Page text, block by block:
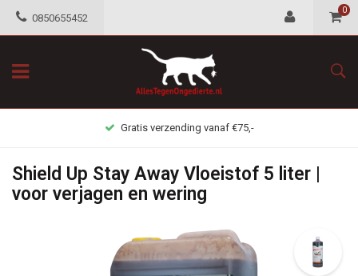
0850655452
0
Gratis retour mogelijkheid
Shield Up Stay Away Vloeistof 5 liter |
voor verjagen en wering